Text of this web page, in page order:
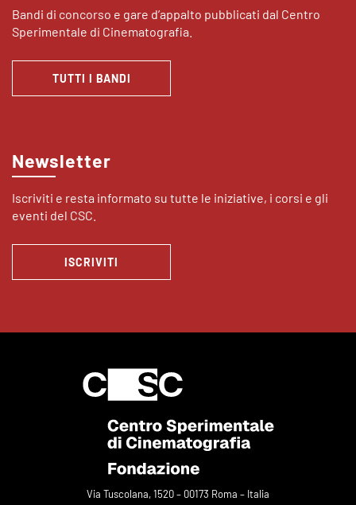
Bandi di concorso e gare d’appalto pubblicati dal Centro
Sperimentale di Cinematografia.
TUTTI I BANDI
Newsletter
Iscriviti e resta informato su tutte le iniziative, i corsi e gli
eventi del CSC.
ISCRIVITI
Via Tuscolana, 1520 – 00173 Roma – Italia